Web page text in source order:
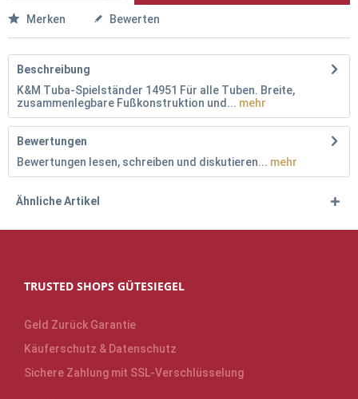
Merken Bewerten
Beschreibung
K&M Tuba-Spielständer 14951 Für alle Tuben. Breite,
zusammenlegbare Fußkonstruktion und... mehr
Bewertungen
Bewertungen lesen, schreiben und diskutieren... mehr
Ähnliche Artikel
TRUSTED SHOPS GÜTESIEGEL
Geld Zurück Garantie
Käuferschutz & Datenschutz
Sichere Zahlung mit SSL-Verschlüsselung